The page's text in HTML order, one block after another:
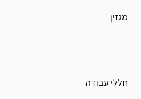
מגזין
חללי עבודה